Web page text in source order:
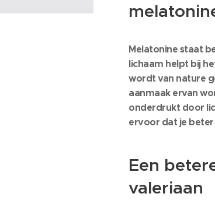
Melatonine staat
lichaam helpt bij
wordt van nature
aanmaak ervan
onderdrukt door
ervoor dat je beter
Een
valeriaan